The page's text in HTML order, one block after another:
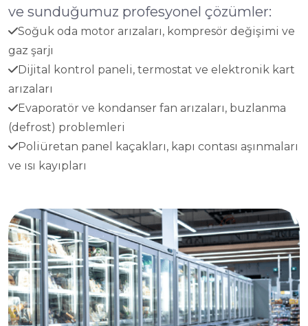
ve sunduğumuz profesyonel çözümler:
Soğuk oda motor arızaları, kompresör değişimi ve
gaz şarjı
Dijital kontrol paneli, termostat ve elektronik kart
arızaları
Evaporatör ve kondanser fan arızaları, buzlanma
(defrost) problemleri
Poliüretan panel kaçakları, kapı contası aşınmaları
ve ısı kayıpları